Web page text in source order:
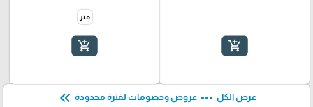
add_shopping_cart
متر
add_shopping_cart
عرض الكل more_horiz عروض وخصومات لفترة محدودة keyboard_double_arrow_left